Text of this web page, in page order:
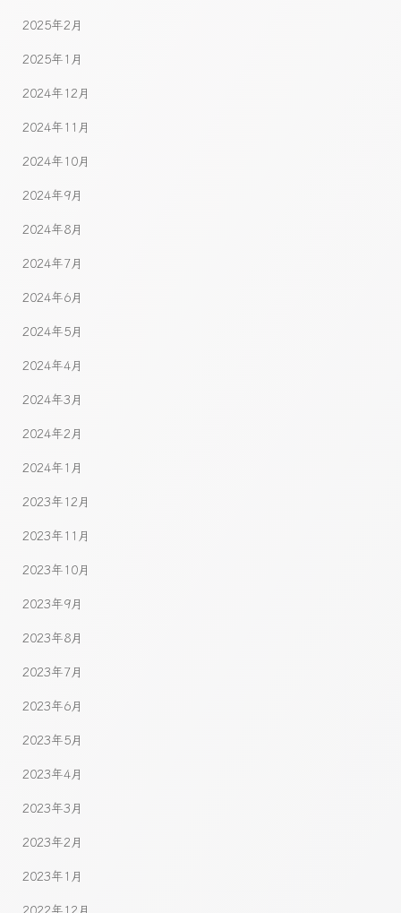
2025年2月
2025年1月
2024年12月
2024年11月
2024年10月
2024年9月
2024年8月
2024年7月
2024年6月
2024年5月
2024年4月
2024年3月
2024年2月
2024年1月
2023年12月
2023年11月
2023年10月
2023年9月
2023年8月
2023年7月
2023年6月
2023年5月
2023年4月
2023年3月
2023年2月
2023年1月
2022年12月